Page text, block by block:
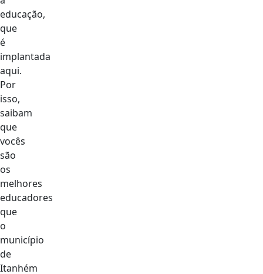
educação,
que
é
implantada
aqui.
Por
isso,
saibam
que
vocês
são
os
melhores
educadores
que
o
município
de
Itanhém